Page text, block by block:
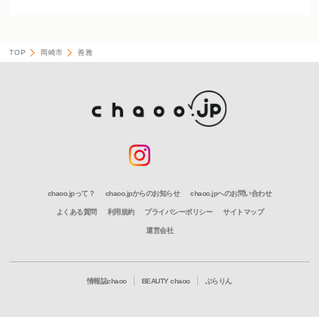
TOP 岡崎市 善雅
chaoo.jpって？ chaoo.jpからのお知らせ chaoo.jpへのお問い合わせ
よくある質問 利用規約 プライバシーポリシー サイトマップ
運営会社
情報誌chaoo BEAUTY chaoo ぶらりん